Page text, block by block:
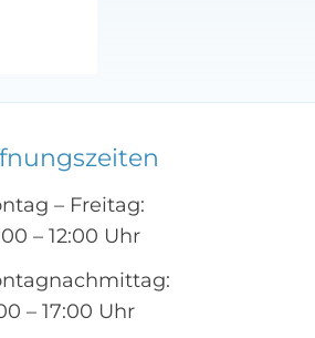
– Freitag:
– 12:00 Uhr
– 17:00 Uhr